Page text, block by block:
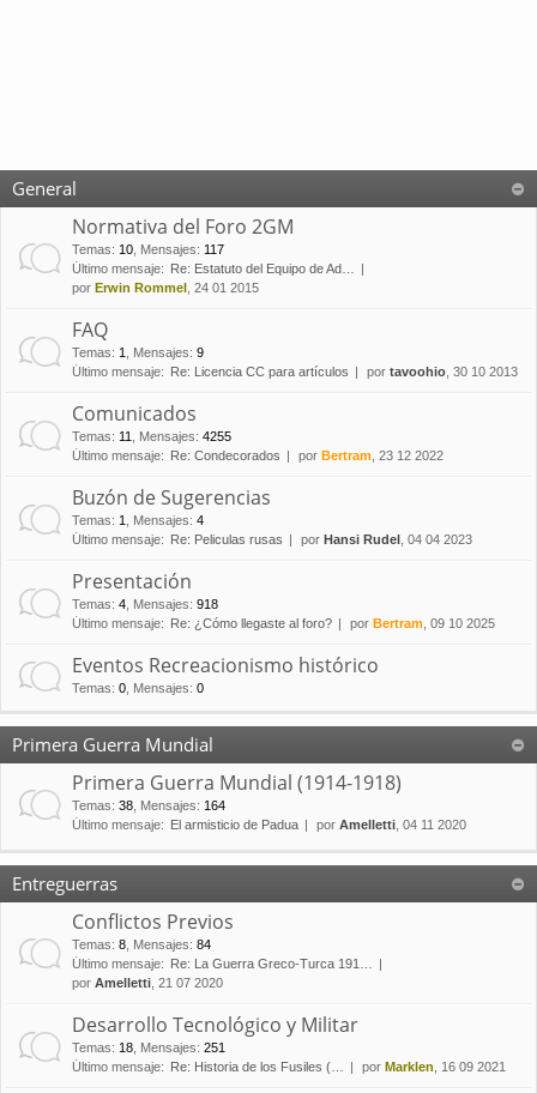
General
Normativa del Foro 2GM
Temas: 10 Mensajes: 117
Último mensaje:
Re: Estatuto del Equipo de Ad…
por Erwin Rommel , 24 01 2015
FAQ
Temas: 1 Mensajes: 9
Último mensaje:
Re: Licencia CC para artículos por tavoohio , 30 10 2013
Comunicados
Temas: 11 Mensajes: 4255
Último mensaje:
Re: Condecorados por Bertram , 23 12 2022
Buzón de Sugerencias
Temas: 1 Mensajes: 4
Último mensaje:
Re: Peliculas rusas por Hansi Rudel , 04 04 2023
Presentación
Temas: 4 Mensajes: 918
Último mensaje:
Re: ¿Cómo llegaste al foro? por Bertram , 09 10 2025
Eventos Recreacionismo histórico
Temas: 0 Mensajes: 0
Primera Guerra Mundial
Primera Guerra Mundial (1914-1918)
Temas: 38 Mensajes: 164
Último mensaje:
El armisticio de Padua por Amelletti , 04 11 2020
Entreguerras
Conflictos Previos
Temas: 8 Mensajes: 84
Último mensaje:
Re: La Guerra Greco-Turca 191…
por Amelletti , 21 07 2020
Desarrollo Tecnológico y Militar
Temas: 18 Mensajes: 251
Último mensaje:
Re: Historia de los Fusiles (… por Marklen , 16 09 2021